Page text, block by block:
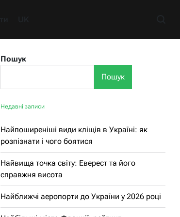
Пошук
Пошук
Недавні записи
Найпоширеніші види кліщів в Україні: як
розпізнати і чого боятися
Найвища точка світу: Еверест та його
справжня висота
Найближчі аеропорти до України у 2026 році